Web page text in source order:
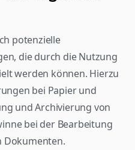
potenzielle
die durch die Nutzung
werden können. Hierzu
bei Papier und
und Archivierung von
bei der Bearbeitung
Dokumenten.